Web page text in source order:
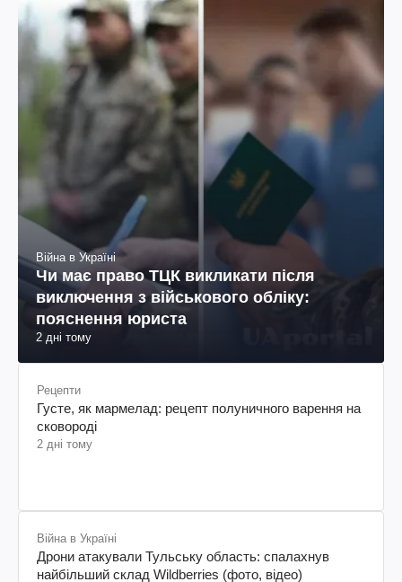
Війна в Україні
Чи має право ТЦК викликати після
виключення з військового обліку:
пояснення юриста
2 дні тому
Рецепти
Густе, як мармелад: рецепт полуничного варення на
сковороді
2 дні тому
Війна в Україні
Дрони атакували Тульську область: спалахнув
найбільший склад Wildberries (фото, відео)